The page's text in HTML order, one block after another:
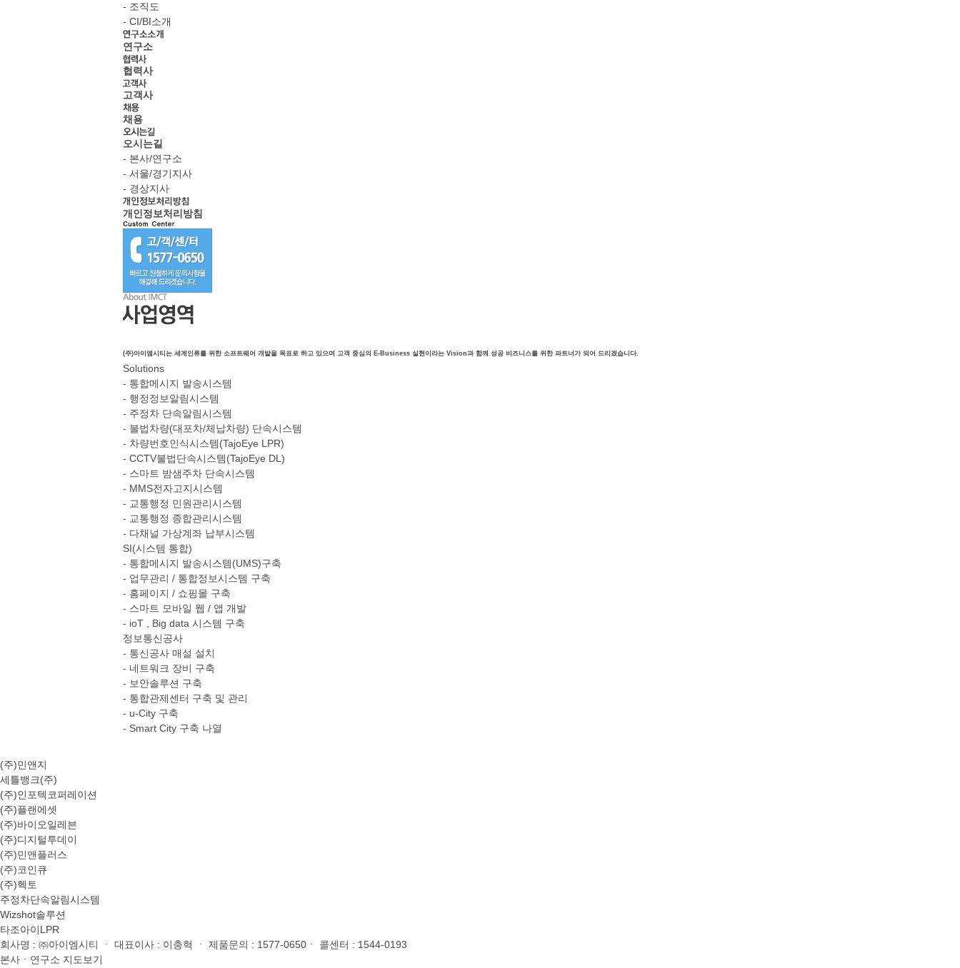
- 조직도
- CI/BI소개
연구소
협력사
고객사
채용
오시는길
- 본사/연구소
- 서울/경기지사
- 경상지사
개인정보처리방침
(주)아이엠시티는 세계인류를 위한 소프트웨어 개발을 목표로 하고 있으며 고객 중심의 E-Business 실현이라는 Vision과 함께 성공 비즈니스를 위한 파트너가 되어 드리겠습니다.
Solutions
- 통합메시지 발송시스템
- 행정정보알림시스템
- 주정차 단속알림시스템
- 불법차량(대포차/체납차량) 단속시스템
- 차량번호인식시스템(TajoEye LPR)
- CCTV불법단속시스템(TajoEye DL)
- 스마트 밤샘주차 단속시스템
- MMS전자고지시스템
- 교통행정 민원관리시스템
- 교통행정 종합관리시스템
- 다채널 가상계좌 납부시스템
SI(시스템 통합)
- 통합메시지 발송시스템(UMS)구축
- 업무관리 / 통합정보시스템 구축
- 홈페이지 / 쇼핑몰 구축
- 스마트 모바일 웹 / 앱 개발
- ioT , Big data 시스템 구축
정보통신공사
- 통신공사 매설 설치
- 네트워크 장비 구축
- 보안솔루션 구축
- 통합관제센터 구축 및 관리
- u-City 구축
- Smart City 구축 나열
(주)민앤지
세틀뱅크(주)
(주)인포텍코퍼레이션
(주)플랜에셋
(주)바이오일레븐
(주)디지털투데이
(주)민앤플러스
(주)코인큐
(주)헥토
주정차단속알림시스템
Wizshot솔루션
타조아이LPR
회사명 : ㈜아이엠시티 ㆍ 대표이사 : 이충혁 ㆍ 제품문의 : 1577-0650ㆍ 콜센터 : 1544-0193
본사ㆍ연구소 지도보기